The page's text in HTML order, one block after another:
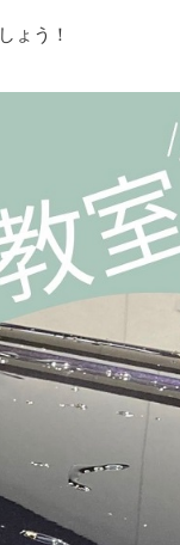
ょう！